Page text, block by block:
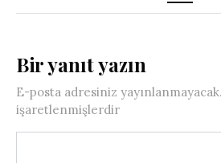
Bir yanıt yazın
E-posta adresiniz yayınlanmayacak.
işaretlenmişlerdir